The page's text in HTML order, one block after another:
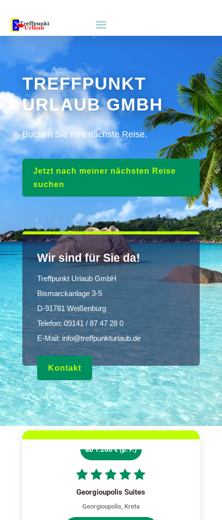
TREFFPUNKT
URLAUB GMBH
Buchen Sie Ihre nächste Reise.
Jetzt nach meiner nächsten Reise
suchen
Wir sind für Sie da!
Treffpunkt Urlaub GmbH
Bismarckanlage 3-5
D-91781 Weißenburg
Telefon:09141 / 87 47 28 0
E-Mail: info@treffpunkturlaub.de
Kontakt
ab 1.200 € (p. P.)
Georgioupolis Suites
Georgioupolis, Kreta